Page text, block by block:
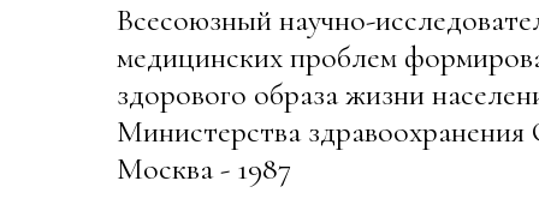
Всесоюзный научно-
медицинских проблем
здорового образа жизни
Министерства
Москва - 1987